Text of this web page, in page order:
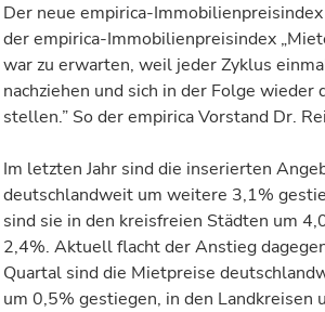
Der neue empirica-
der empirica-Immo­bilien­preis­index
war zu er­warten, weil jeder Zyklus
nach­ziehen und sich in der Fol­ge
stellen.” So der empirica Vor­stand Dr.
Im letzten Jahr sind die inserierten
deutschland­weit um weitere 3,1%
sind sie in den kreis­freien Städten um
2,4%. Aktuell flacht der Anstieg
Quartal sind die Miet­preise
um 0,5% gestiegen, in den